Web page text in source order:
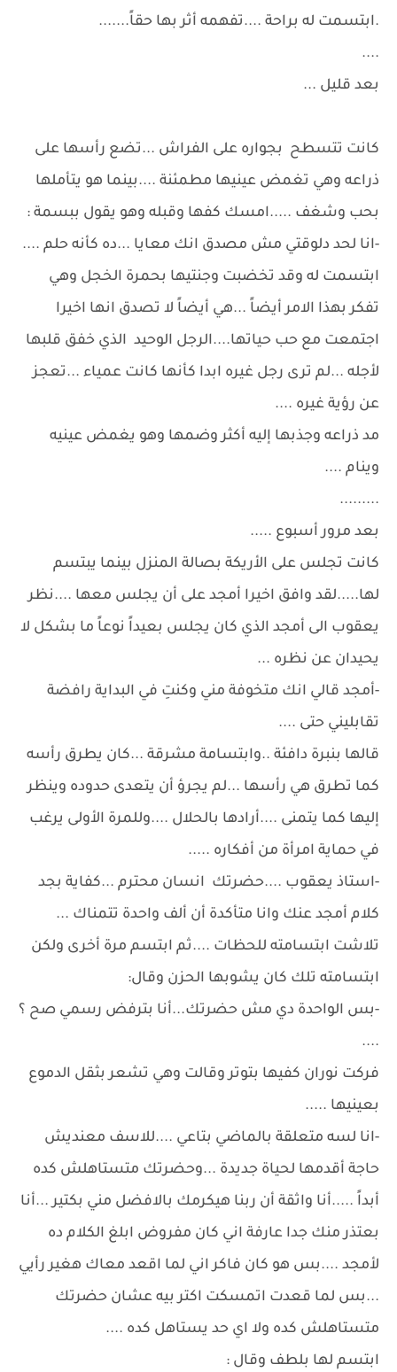
.ابتسمت له براحة ....تفهمه أثر بها حقاً.......
....
بعد قليل ...
كانت تتسطح بجواره على الفراش ...تضع رأسها على
ذراعه وهي تغمض عينيها مطمئنة ....بينما هو يتأملها
بحب وشغف .....امسك كفها وقبله وهو يقول ببسمة :
-انا لحد دلوقتي مش مصدق انك معايا ...ده كأنه حلم ....
ابتسمت له وقد تخضبت وجنتيها بحمرة الخجل وهي
تفكر بهذا الامر أيضاً ...هي أيضاً لا تصدق انها اخيرا
اجتمعت مع حب حياتها....الرجل الوحيد الذي خفق قلبها
لأجله ...لم ترى رجل غيره ابدا كأنها كانت عمياء ...تعجز
عن رؤية غيره ....
مد ذراعه وجذبها إليه أكثر وضمها وهو يغمض عينيه
وينام ....
.........
بعد مرور أسبوع .....
كانت تجلس على الأريكة بصالة المنزل بينما يبتسم
لها.....لقد وافق اخيرا أمجد على أن يجلس معها ....نظر
يعقوب الى أمجد الذي كان يجلس بعيداً نوعاً ما بشكل لا
يحيدان عن نظره ...
-أمجد قالي انك متخوفة مني وكنتِ في البداية رافضة
تقابليني حتى ....
قالها بنبرة دافئة ..وابتسامة مشرقة ...كان يطرق رأسه
كما تطرق هي رأسها ...لم يجرؤ أن يتعدى حدوده وينظر
إليها كما يتمنى ....أرادها بالحلال ....وللمرة الأولى يرغب
في حماية امرأة من أفكاره .....
-استاذ يعقوب ....حضرتك انسان محترم ...كفاية بجد
كلام أمجد عنك وانا متأكدة أن ألف واحدة تتمناك ...
تلاشت ابتسامته للحظات ....ثم ابتسم مرة أخرى ولكن
ابتسامته تلك كان يشوبها الحزن وقال:
-بس الواحدة دي مش حضرتك...أنا بترفض رسمي صح ؟
....
فركت نوران كفيها بتوتر وقالت وهي تشعر بثقل الدموع
بعينيها .....
-انا لسه متعلقة بالماضي بتاعي ....للاسف معنديش
حاجة أقدمها لحياة جديدة ...وحضرتك متستاهلش كده
أبداً .....أنا واثقة أن ربنا هيكرمك بالافضل مني بكتير ...أنا
بعتذر منك جدا عارفة اني كان مفروض ابلغ الكلام ده
لأمجد ....بس هو كان فاكر اني لما اقعد معاك هغير رأيي
...بس لما قعدت اتمسكت اكتر بيه عشان حضرتك
متستاهلش كده ولا اي حد يستاهل كده ....
ابتسم لها بلطف وقال :